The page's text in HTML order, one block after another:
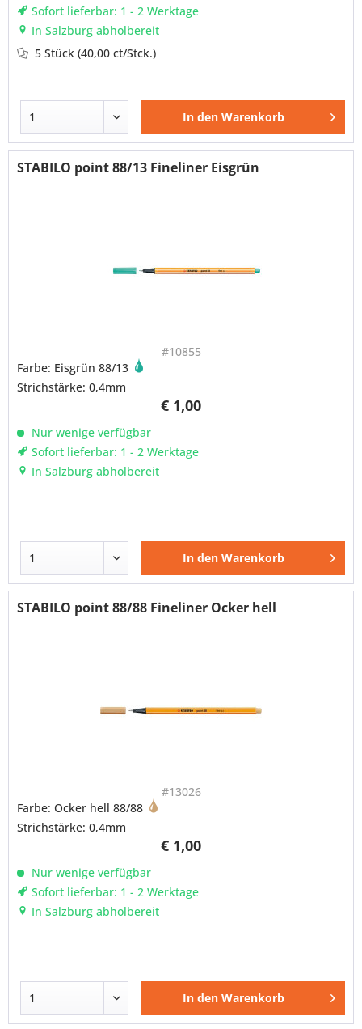
Sofort lieferbar: 1 - 2 Werktage
In Salzburg abholbereit
5 Stück(40,00 ct/Stck.)
In den Warenkorb
STABILO point 88/13 Fineliner Eisgrün
#10855
€ 1,00
Farbe: Eisgrün 88/13
Strichstärke: 0,4mm
Nur wenige verfügbar
Sofort lieferbar: 1 - 2 Werktage
In Salzburg abholbereit
In den Warenkorb
STABILO point 88/88 Fineliner Ocker hell
#13026
€ 1,00
Farbe: Ocker hell 88/88
Strichstärke: 0,4mm
Nur wenige verfügbar
Sofort lieferbar: 1 - 2 Werktage
In Salzburg abholbereit
In den Warenkorb